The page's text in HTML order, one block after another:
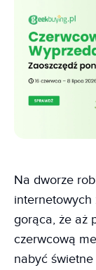
Na dworze
internetowych
gorąca, że aż
czerwcową
nabyć